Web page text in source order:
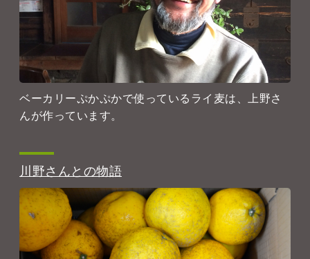
ベーカリーぷかぷかで使っているライ麦は、上野さ
んが作っています。
川野さんとの物語